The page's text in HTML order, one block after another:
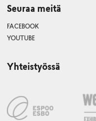
Seuraa meitä
FACEBOOK
YOUTUBE
Yhteistyössä